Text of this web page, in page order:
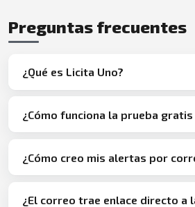
Preguntas frecuentes
¿Qué es Licita Uno?
¿Cómo funciona la prueba gratis
¿Cómo creo mis alertas por
¿El correo trae enlace directo a